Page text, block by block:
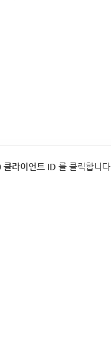
라이언트 ID 를 클릭합니다.